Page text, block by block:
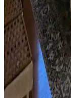
Ev kütüphanesi
dekoratif öğeler ve
ve raf düzeni
Yatak Odası
Yerleşim ve
Yatak odasında
ve kişisel
Bu ipuçlarıyla